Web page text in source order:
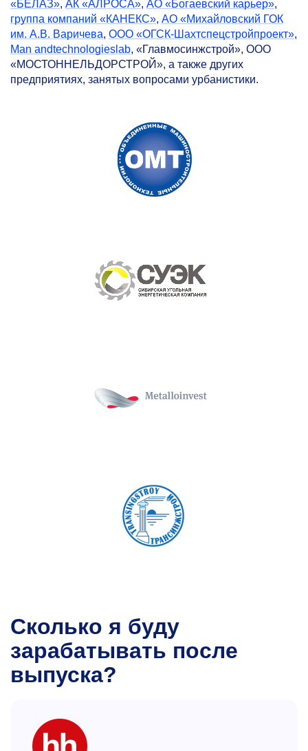
«БЕЛАЗ», АК «АЛРОСА», АО «Богаевский карьер»,
группа компаний «КАНЕКС», АО «Михайловский ГОК
им. А.В. Варичева, ООО «ОГСК-Шахтспецстройпроект»,
Man andtechnologieslab, «Главмосинжстрой», ООО
«МОСТОННЕЛЬДОРСТРОЙ», а также других
предприятиях, занятых вопросами урбанистики.
Сколько я буду
зарабатывать после
выпуска?